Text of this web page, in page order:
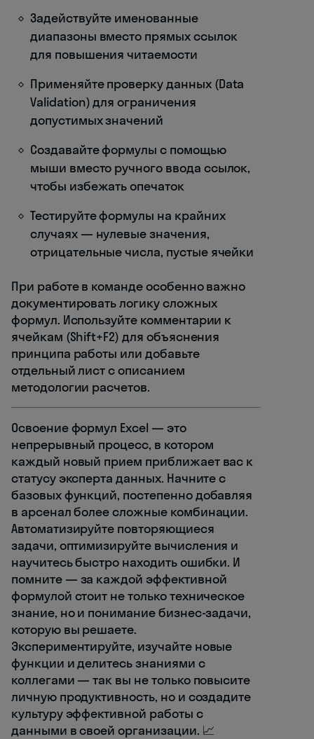
Задействуйте именованные
диапазоны вместо прямых ссылок
для повышения читаемости
Применяйте проверку данных (Data
Validation) для ограничения
допустимых значений
Создавайте формулы с помощью
мыши вместо ручного ввода ссылок,
чтобы избежать опечаток
Тестируйте формулы на крайних
случаях — нулевые значения,
отрицательные числа, пустые ячейки
При работе в команде особенно важно
документировать логику сложных
формул. Используйте комментарии к
ячейкам (Shift+F2) для объяснения
принципа работы или добавьте
отдельный лист с описанием
методологии расчетов.
Освоение формул Excel — это
непрерывный процесс, в котором
каждый новый прием приближает вас к
статусу эксперта данных. Начните с
базовых функций, постепенно добавляя
в арсенал более сложные комбинации.
Автоматизируйте повторяющиеся
задачи, оптимизируйте вычисления и
научитесь быстро находить ошибки. И
помните — за каждой эффективной
формулой стоит не только техническое
знание, но и понимание бизнес-задачи,
которую вы решаете.
Экспериментируйте, изучайте новые
функции и делитесь знаниями с
коллегами — так вы не только повысите
личную продуктивность, но и создадите
культуру эффективной работы с
данными в своей организации. 📈